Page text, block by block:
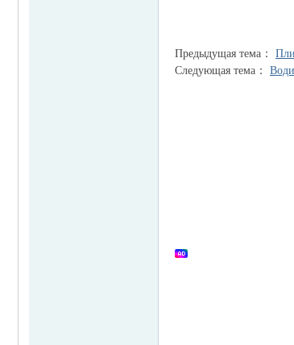
Предыдущая тема：
Следующая тема：